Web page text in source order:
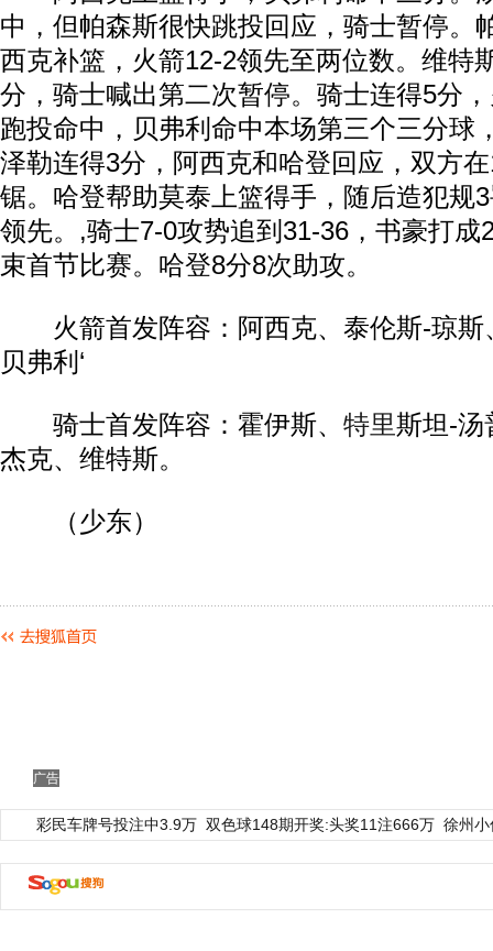
中，但帕森斯很快跳投回应，骑士暂停。
西克补篮，火箭12-2领先至两位数。维特
分，骑士喊出第二次暂停。骑士连得5分
跑投命中，贝弗利命中本场第三个三分球
泽勒连得3分，阿西克和哈登回应，双方
锯。哈登帮助莫泰上篮得手，随后造犯规
领先。,骑士7-0攻势追到31-36，书豪打成
束首节比赛。哈登8分8次助攻。
火箭首发阵容：阿西克、泰伦斯-琼斯
贝弗利‘
骑士首发阵容：霍伊斯、 特里斯坦-汤
杰克、维特斯。
（少东）
广告
彩民车牌号投注中3.9万 双色球148期开奖:头奖11注666万 徐州